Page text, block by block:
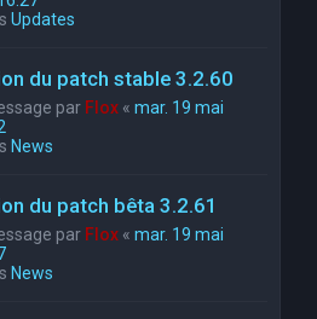
Updates
du patch stable 3.2.60
par Flox « mar. 19 mai
News
du patch bêta 3.2.61
par Flox « mar. 19 mai
News